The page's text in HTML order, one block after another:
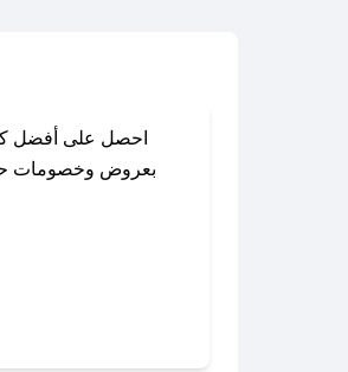
احصل على أفضل
بعروض وخصومات
باستخدام